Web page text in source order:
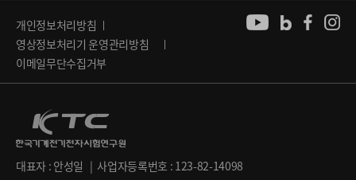
개인정보처리방침
영상정보처리기 운영관리방침
이메일무단수집거부
대표자 : 안성일 | 사업자등록번호 : 123-82-14098